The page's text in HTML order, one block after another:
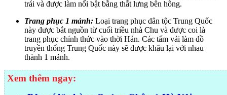
trái và được làm nổi bật bằng thắt lưng bên hông.
Trang phục 1 mảnh: Loại trang phục dân tộc Trung Quốc
này được bắt nguồn từ cuối triều nhà Chu và được coi là
trang phục chính thức vào thời Hán. Các tấm vải làm đồ
truyền thống Trung Quốc này sẽ được khâu lại với nhau
thành 1 mảnh.
Xem thêm ngay: